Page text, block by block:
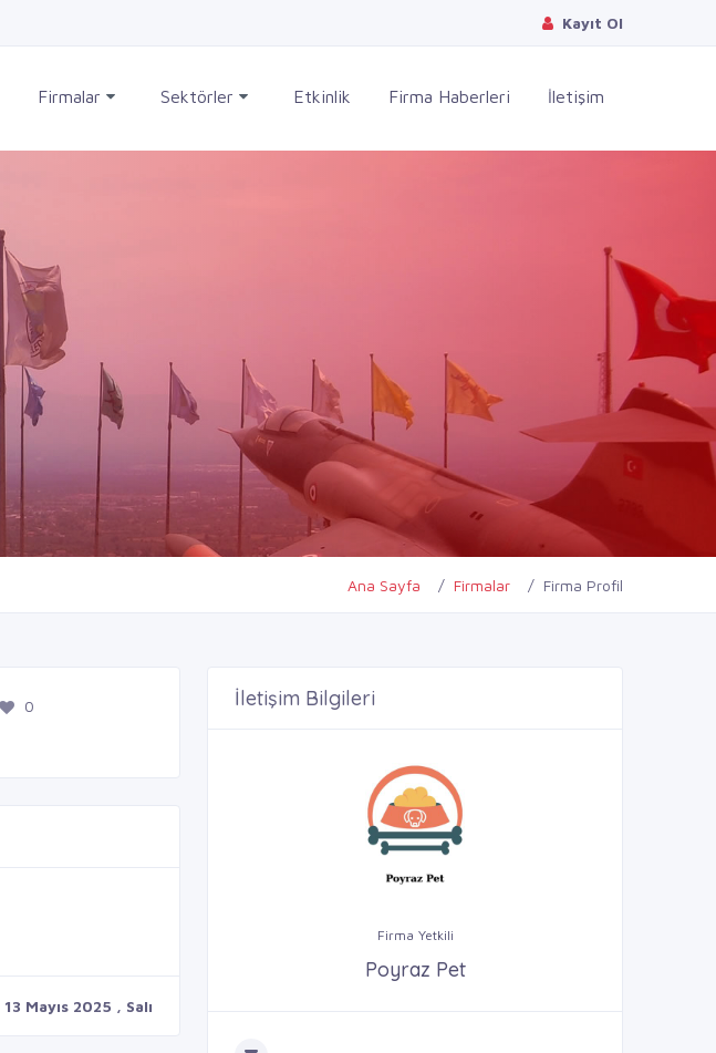
Kayıt Ol
Firmalar Sektörler Etkinlik Firma Haberleri İletişim
Ana Sayfa Firmalar Firma Profil
0
13 Mayıs 2025 , Salı
İletişim Bilgileri
Firma Yetkili
Poyraz Pet